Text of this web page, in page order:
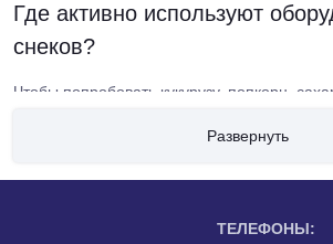
Где активно используют
снеков?
Чтобы попробовать кукурузу, попкорн,
приготовить такие изделия. Как правило,
аппаратов для производства попкорна и
Что относится к категории
Развернуть
ТЕЛЕФОНЫ: